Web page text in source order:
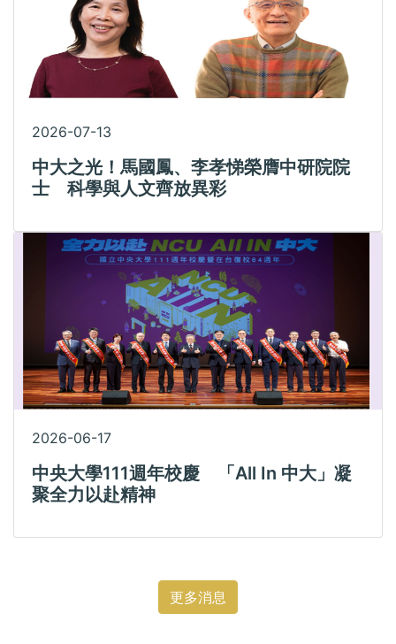
2026-07-13
中大之光！馬國鳳、李孝悌榮膺中研院院
士 科學與人文齊放異彩
2026-06-17
中央大學111週年校慶 「All In 中大」凝
聚全力以赴精神
更多消息